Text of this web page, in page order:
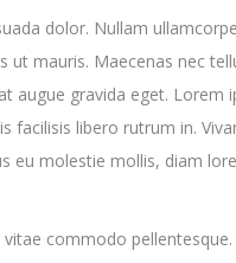
dolor. Nullam
mauris. Maecenas nec
augue gravida eget. Lorem
facilisis libero rutrum in.
eu molestie mollis, diam
commodo